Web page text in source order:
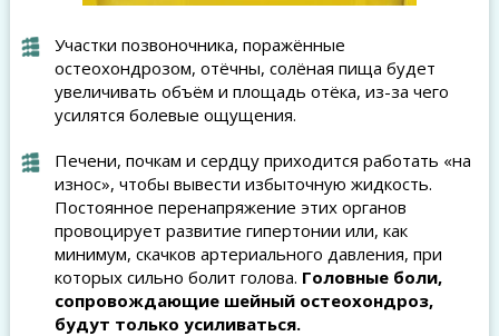
Участки позвоночника, поражённые
остеохондрозом, отёчны, солёная пища будет
увеличивать объём и площадь отёка, из-за чего
усилятся болевые ощущения.
Печени, почкам и сердцу приходится работать «на
износ», чтобы вывести избыточную жидкость.
Постоянное перенапряжение этих органов
провоцирует развитие гипертонии или, как
минимум, скачков артериального давления, при
которых сильно болит голова. Головные боли,
сопровождающие шейный остеохондроз,
будут только усиливаться.